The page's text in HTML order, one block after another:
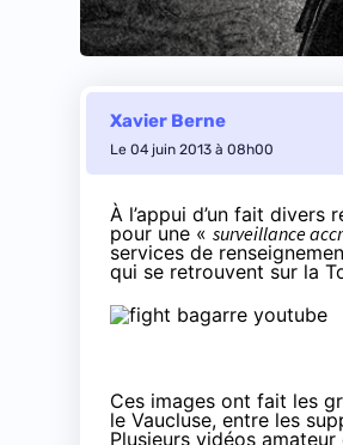
Xavier Berne
Le 04 juin 2013 à 08h00
À l’appui d’un fait
pour une « surveillance
services de
qui se retrouvent sur la
Ces images ont fait les
le Vaucluse, entre les
Plusieurs vidéos